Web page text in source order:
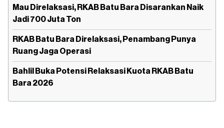
Mau Direlaksasi, RKAB Batu Bara Disarankan Naik
Jadi 700 Juta Ton
RKAB Batu Bara Direlaksasi, Penambang Punya
Ruang Jaga Operasi
Bahlil Buka Potensi Relaksasi Kuota RKAB Batu
Bara 2026